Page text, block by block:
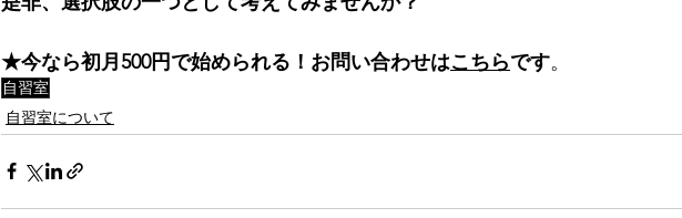
★今なら初月500円で始められる！お問い合わせはこちらです。
自習室
自習室について